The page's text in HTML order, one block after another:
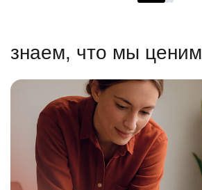
знаем, что мы ценим